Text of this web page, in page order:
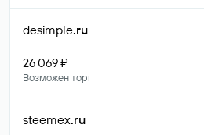
desimple.ru
26 069 ₽
Возможен торг
steemex.ru